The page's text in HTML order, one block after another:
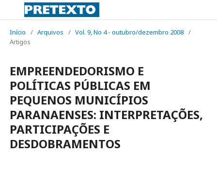
Início / Arquivos / Vol. 9, No 4 - outubro/dezembro 2008 /
Artigos
EMPREENDEDORISMO E
POLÍTICAS PÚBLICAS EM
PEQUENOS MUNICÍPIOS
PARANAENSES: INTERPRETAÇÕES,
PARTICIPAÇÕES E
DESDOBRAMENTOS